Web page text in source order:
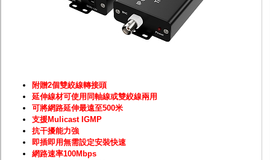
懶人線.同軸線.花線
線頭.插座.延長線.HDMI線
電腦工業機殼
客訂商品
附贈2個雙絞線轉接頭
延伸線材可使用同軸線或雙絞線兩用
可將網路延伸最遠至500米
支援Mulicast IGMP
抗干擾能力強
即插即用無需設定安裝快速
網路速率100Mbps